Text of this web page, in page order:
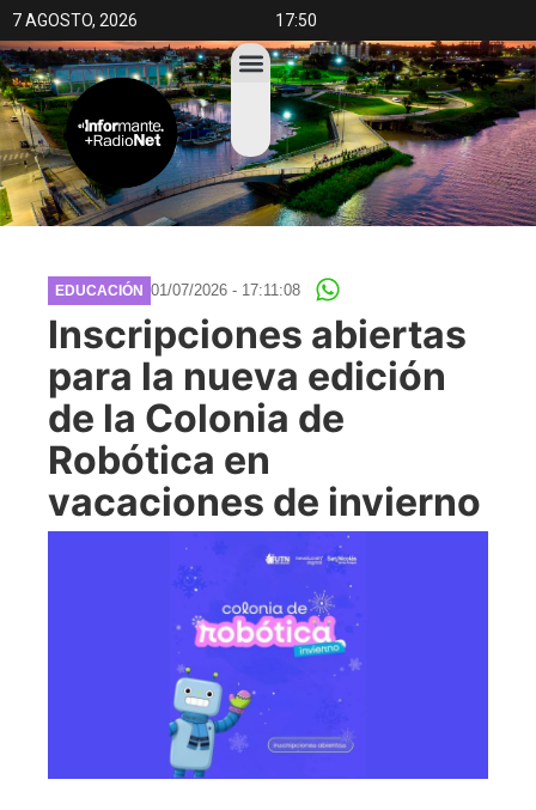
7 AGOSTO, 2026 17:50
EDUCACIÓN 01/07/2026 - 17:11:08
Inscripciones abiertas
para la nueva edición
de la Colonia de
Robótica en
vacaciones de invierno